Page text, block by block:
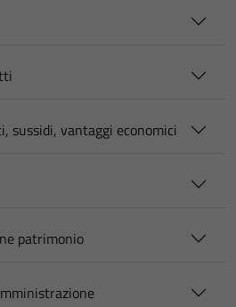
sussidi, vantaggi economici
patrimonio